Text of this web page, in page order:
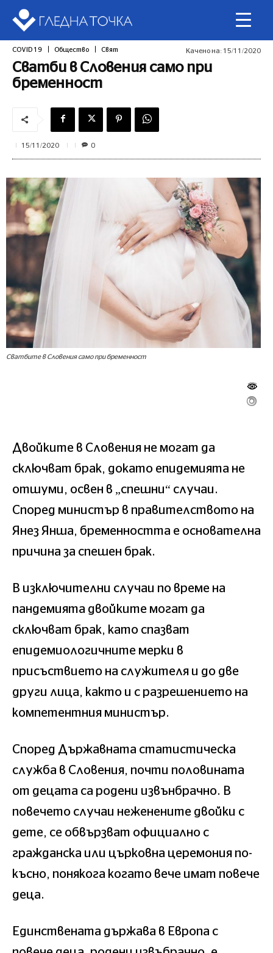
COVID 19 Общество Свят Качено на: 15/11/2020
Сватби в Словения само при
бременност
15/11/2020 0
Сватбите в Словения само при бременност
Двойките в Словения не могат да
сключват брак, докато епидемията не
отшуми, освен в „спешни“ случаи.
Според министър в правителството на
Янез Янша, бременността е основателна
причина за спешен брак.
В изключителни случаи по време на
пандемията двойките могат да
сключват брак, като спазват
епидемиологичните мерки в
присъствието на служителя и до две
други лица, както и с разрешението на
компетентния министър.
Според Държавната статистическа
служба в Словения, почти половината
от децата са родени извънбрачно. В
повечето случаи неженените двойки с
дете, се обвързват официално с
гражданска или църковна церемония по-
късно, понякога когато вече имат повече
деца.
Единствената държава в Европа с